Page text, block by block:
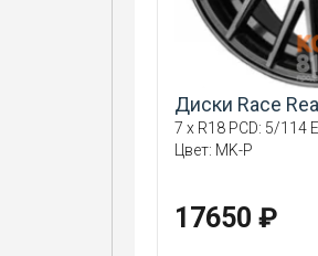
Диски Race
7 x R18 PCD: 5/114
Цвет: MK-P
17650 ₽